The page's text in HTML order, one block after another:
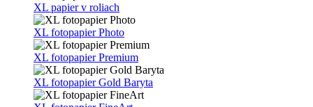
XL papier v roliach
XL fotopapier Photo
XL fotopapier Premium
XL fotopapier Gold Baryta